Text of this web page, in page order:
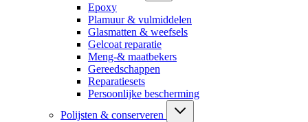
Epoxy
Plamuur & vulmiddelen
Glasmatten & weefsels
Gelcoat reparatie
Meng-& maatbekers
Gereedschappen
Reparatiesets
Persoonlijke bescherming
Polijsten & conserveren